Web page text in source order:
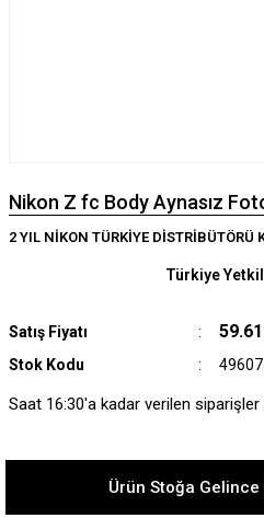
Nikon Z fc Body Aynasız
2 YIL NİKON TÜRKİYE DİSTRİBÜTÖRÜ
Satış Fiyatı
Stok Kodu
Türkiye Yetkili
Saat 16:30'a kadar verilen siparişler
Ürün Stoğa